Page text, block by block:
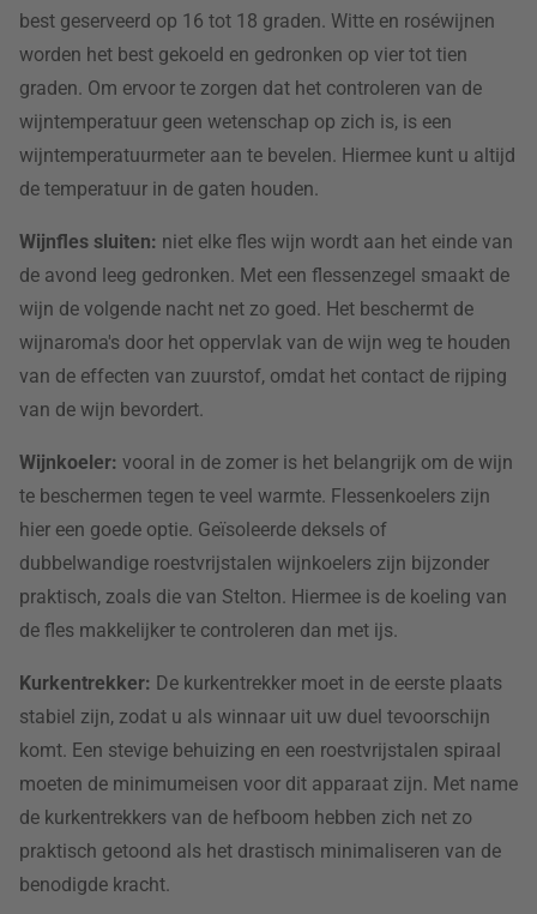
best geserveerd op 16 tot 18 graden. Witte en roséwijnen
worden het best gekoeld en gedronken op vier tot tien
graden. Om ervoor te zorgen dat het controleren van de
wijntemperatuur geen wetenschap op zich is, is een
wijntemperatuurmeter aan te bevelen. Hiermee kunt u altijd
de temperatuur in de gaten houden.
Wijnfles sluiten: niet elke fles wijn wordt aan het einde van
de avond leeg gedronken. Met een flessenzegel smaakt de
wijn de volgende nacht net zo goed. Het beschermt de
wijnaroma's door het oppervlak van de wijn weg te houden
van de effecten van zuurstof, omdat het contact de rijping
van de wijn bevordert.
Wijnkoeler: vooral in de zomer is het belangrijk om de wijn
te beschermen tegen te veel warmte. Flessenkoelers zijn
hier een goede optie. Geïsoleerde deksels of
dubbelwandige roestvrijstalen wijnkoelers zijn bijzonder
praktisch, zoals die van Stelton. Hiermee is de koeling van
de fles makkelijker te controleren dan met ijs.
Kurkentrekker: De kurkentrekker moet in de eerste plaats
stabiel zijn, zodat u als winnaar uit uw duel tevoorschijn
komt. Een stevige behuizing en een roestvrijstalen spiraal
moeten de minimumeisen voor dit apparaat zijn. Met name
de kurkentrekkers van de hefboom hebben zich net zo
praktisch getoond als het drastisch minimaliseren van de
benodigde kracht.